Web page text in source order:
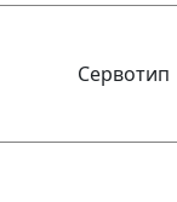
Сервотип